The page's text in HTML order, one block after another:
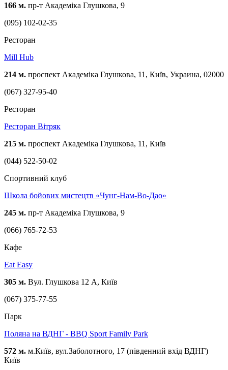
166 м. пр-т Академіка Глушкова, 9
(095) 102-02-35
Ресторан
Mill Hub
214 м. проспект Академіка Глушкова, 11, Київ, Украина, 02000
(067) 327-95-40
Ресторан
Ресторан Вітряк
215 м. проспект Академіка Глушкова, 11, Київ
(044) 522-50-02
Спортивний клуб
Школа бойових мистецтв «Чунг-Нам-Во-Дао»
245 м. пр-т Академіка Глушкова, 9
(066) 765-72-53
Кафе
Eat Easy
305 м. Вул. Глушкова 12 А, Київ
(067) 375-77-55
Парк
Поляна на ВДНГ - BBQ Sport Family Park
572 м. м.Київ, вул.Заболотного, 17 (південний вхід ВДНГ)
Київ